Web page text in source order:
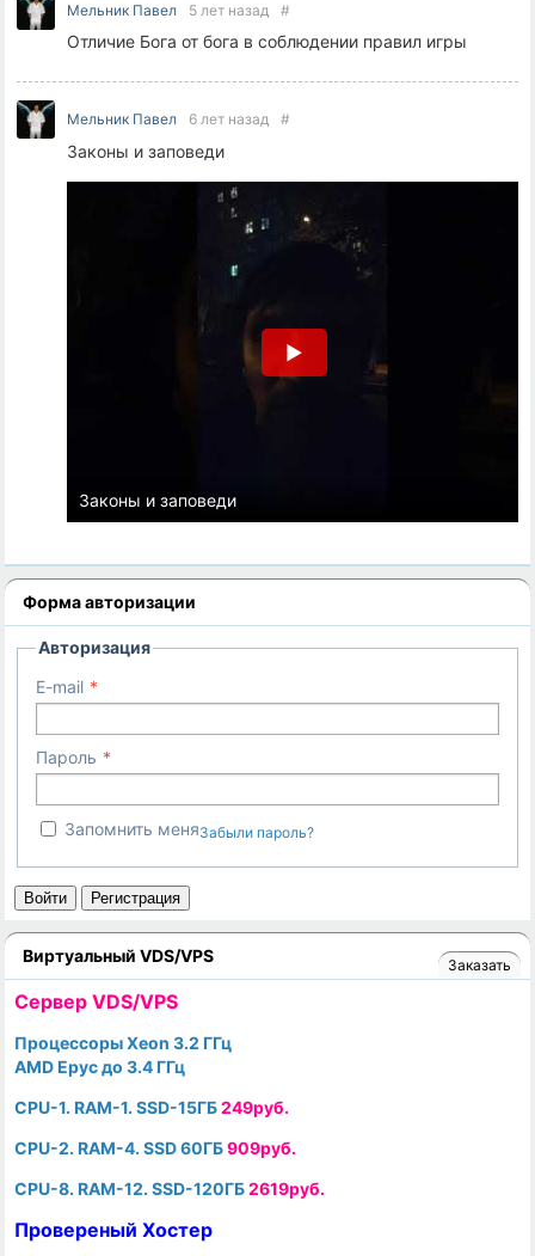
Мельник Павел 5 лет назад #
Отличие Бога от бога в соблюдении правил игры
Мельник Павел 6 лет назад #
Законы и заповеди
Законы и заповеди
Форма авторизации
Авторизация
E-mail
Пароль
Запомнить меняЗабыли пароль?
Войти Регистрация
Виртуальный VDS/VPS Заказать
Cервер VDS/VPS
Процессоры Xeon 3.2 ГГц
AMD Epyc до 3.4 ГГц
CPU-1. RAM-1. SSD-15ГБ249руб.
CPU-2. RAM-4. SSD 60ГБ909руб.
CPU-8. RAM-12. SSD-120ГБ2619руб.
Провереный Хостер